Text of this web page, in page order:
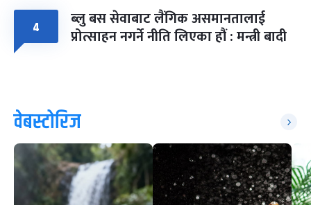
४ ब्लु बस सेवाबाट लैंगिक असमानतालाई
प्रोत्साहन नगर्ने नीति लिएका हौं : मन्त्री बादी
वेबस्टोरिज